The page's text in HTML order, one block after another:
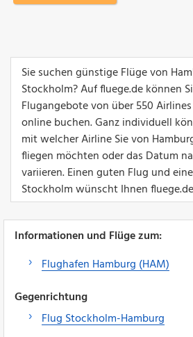
Sie suchen günstige Flüge von
Stockholm? Auf fluege.de können
Flugangebote von über 550
online buchen. Ganz individuell
mit welcher Airline Sie von
fliegen möchten oder das Datum
variieren. Einen guten Flug und
Stockholm wünscht Ihnen
Informationen und Flüge zum:
Flughafen Hamburg (HAM)
Gegenrichtung
Flug Stockholm-Hamburg